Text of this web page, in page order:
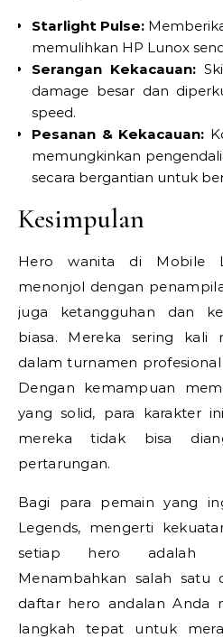
Starlight Pulse:
memulihkan HP Lunox
Serangan Kekacauan:
damage besar dan
speed.
Pesanan & Kekacauan:
memungkinkan
secara bergantian untuk
Kesimpulan
Hero wanita di Mobile
menonjol dengan
juga ketangguhan dan
biasa. Mereka sering kali
dalam turnamen
Dengan kemampuan
yang solid, para karakter
mereka tidak bisa
pertarungan.
Bagi para pemain yang
Legends, mengerti
setiap hero adalah
Menambahkan salah satu
daftar hero andalan Anda
langkah tepat untuk